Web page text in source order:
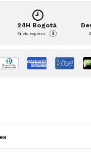
24H Bogotá
Envío express i